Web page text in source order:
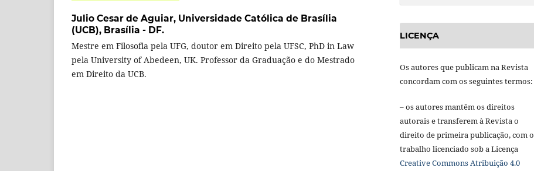
Julio Cesar de Aguiar, Universidade Católica de Brasília
(UCB), Brasília - DF.
Mestre em Filosofia pela UFG, doutor em Direito pela UFSC, PhD in Law
pela University of Abedeen, UK. Professor da Graduação e do Mestrado
em Direito da UCB.
LICENÇA
Os autores que publicam na Revista
concordam com os seguintes termos:
– os autores mantêm os direitos
autorais e transferem à Revista o
direito de primeira publicação, com o
trabalho licenciado sob a Licença
Creative Commons Atribuição 4.0